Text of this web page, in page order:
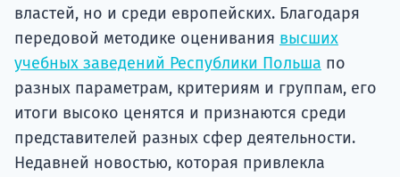
властей, но и среди европейских. Благодаря
передовой методике оценивания высших
учебных заведений Республики Польша по
разных параметрам, критериям и группам, его
итоги высоко ценятся и признаются среди
представителей разных сфер деятельности.
Недавней новостью, которая привлекла